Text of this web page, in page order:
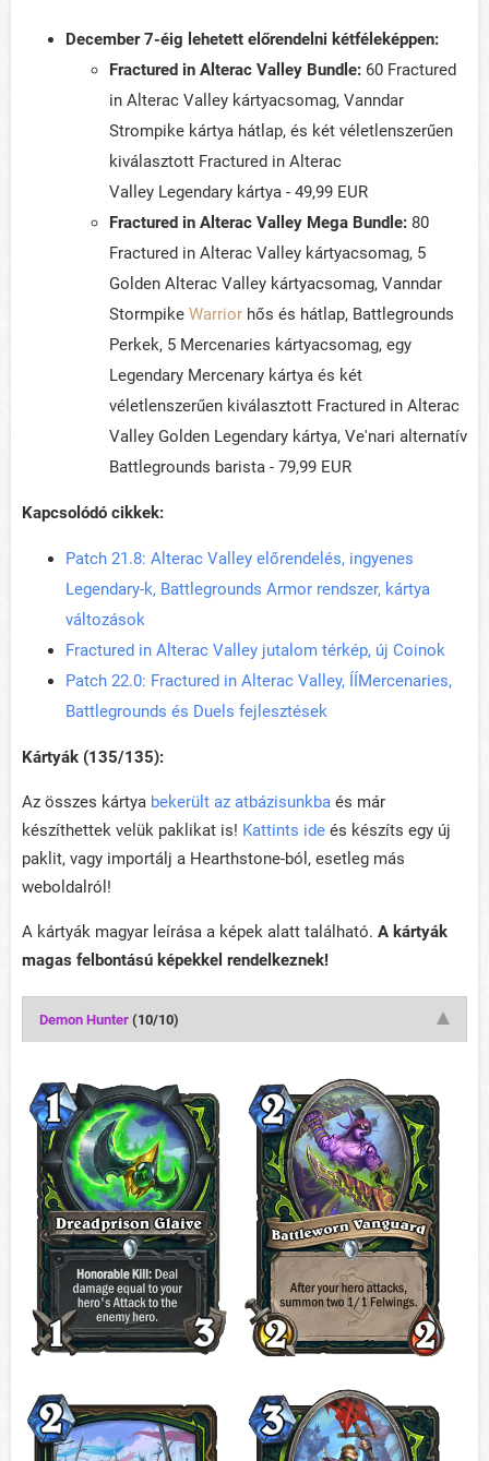
December 7-éig lehetett előrendelni kétféleképpen:
Fractured in Alterac Valley Bundle: 60 Fractured
in Alterac Valley kártyacsomag, Vanndar
Strompike kártya hátlap, és két véletlenszerűen
kiválasztott Fractured in Alterac
Valley Legendary kártya - 49,99 EUR
Fractured in Alterac Valley Mega Bundle: 80
Fractured in Alterac Valley kártyacsomag, 5
Golden Alterac Valley kártyacsomag, Vanndar
Stormpike Warrior hős és hátlap, Battlegrounds
Perkek, 5 Mercenaries kártyacsomag, egy
Legendary Mercenary kártya és két
véletlenszerűen kiválasztott Fractured in Alterac
Valley Golden Legendary kártya, Ve'nari alternatív
Battlegrounds barista - 79,99 EUR
Kapcsolódó cikkek:
Patch 21.8: Alterac Valley előrendelés, ingyenes
Legendary-k, Battlegrounds Armor rendszer, kártya
változások
Fractured in Alterac Valley jutalom térkép, új Coinok
Patch 22.0: Fractured in Alterac Valley, ÍÍMercenaries,
Battlegrounds és Duels fejlesztések
Kártyák (135/135):
Az összes kártya bekerült az atbázisunkba és már
készíthettek velük paklikat is! Kattints ide és készíts egy új
paklit, vagy importálj a Hearthstone-ból, esetleg más
weboldalról!
A kártyák magyar leírása a képek alatt található. A kártyák
magas felbontású képekkel rendelkeznek!
Demon Hunter (10/10)